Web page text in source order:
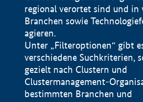
regional verortet sind und in
Branchen sowie
agieren.
Unter „Filteroptionen“ gibt
verschiedene Suchkriterien,
gezielt nach Clustern und
Clustermanagement-
bestimmten Branchen und
Impressum
Datenschutzerklärung
BMWE, 2026 ©
100 km © Geobasis-DE / BKG 2015